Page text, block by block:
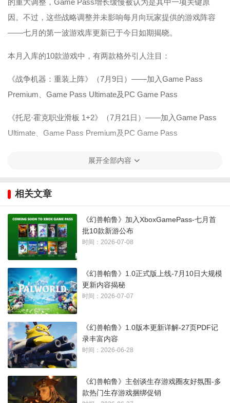
的重大调整，Game Pass增长缓慢被认为是其中一项关键原
因。不过，这些战略调整并未影响每月向玩家提供的游戏阵容
——七月的第一波游戏库更新已于今日如期揭晓。
本月入库的10款游戏中，有两款格外引人注目：
《战争机器：重装上阵》（7月9日）——加入Game Pass
Premium、Game Pass Ultimate及PC Game Pass
《托尼·霍克职业滑板 1+2》（7月21日）——加入Game Pass
Ultimate、Game Pass Premium及PC Game Pass
此外，《幻兽帕鲁》1.0正式版也出现在本月游戏更新列表中，
入库游戏——《Ascend to Zero》，将于7月13日上线。
完整列表如下：
• 《战争机器：重装上阵》（云游戏、XSX/S、掌机、PC）– 7
月9日 – Game Pass Premium、Game Pass Ultimate和PC
Game Pass
展开全部内容
相关文章
《幻兽帕鲁》加入XboxGamePass-七月首
批10款新游公布
时间：2026-07-08
《幻兽帕鲁》1.0正式版上线-7月10日大规模
更新内容揭秘
时间：2026-07-07
《幻兽帕鲁》1.0版本更新详解-27页PDF记
录丰富内容
时间：2026-06-28
《幻兽帕鲁》主创谈生存游戏圈友好氛围-多
款热门生存游戏捆绑促销